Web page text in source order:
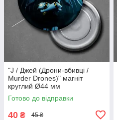
"J / Джей (Дрони-вбивці /
Murder Drones)" магніт
круглий Ø44 мм
Готово до відправки
40 ₴ 45 ₴